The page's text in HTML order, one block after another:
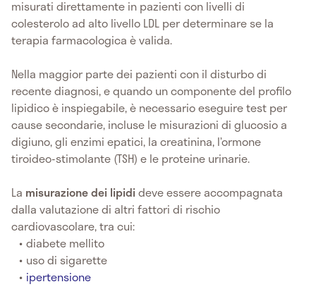
misurati direttamente in pazienti con livelli di
colesterolo ad alto livello LDL per determinare se la
terapia farmacologica è valida.
Nella maggior parte dei pazienti con il disturbo di
recente diagnosi, e quando un componente del profilo
lipidico è inspiegabile, è necessario eseguire test per
cause secondarie, incluse le misurazioni di glucosio a
digiuno, gli enzimi epatici, la creatinina, l’ormone
tiroideo-stimolante (TSH) e le proteine ​​urinarie.
La misurazione dei lipidideve essere accompagnata
dalla valutazione di altri fattori di rischio
cardiovascolare, tra cui:
diabete mellito
uso di sigarette
ipertensione